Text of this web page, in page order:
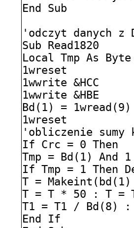
End Sub
'odczyt danych z
Sub Read1820
Local Tmp As Byte
1wreset
1wwrite &HCC
1wwrite &HBE
Bd(1) = 1wread(9)
1wreset
'obliczenie
If Crc = 0 Then
Tmp = Bd(1) And 1
If Tmp = 1 Then
T =
T = T * 50 : T =
T1 = T1 / Bd(8)
End If